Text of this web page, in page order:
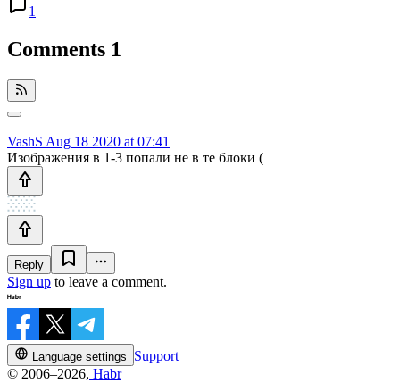
1
Comments 1
VashS Aug 18 2020 at 07:41
Изображения в 1-3 попали не в те блоки (
Reply
Sign up to leave a comment.
Language settings
Support
© 2006–2026, Habr